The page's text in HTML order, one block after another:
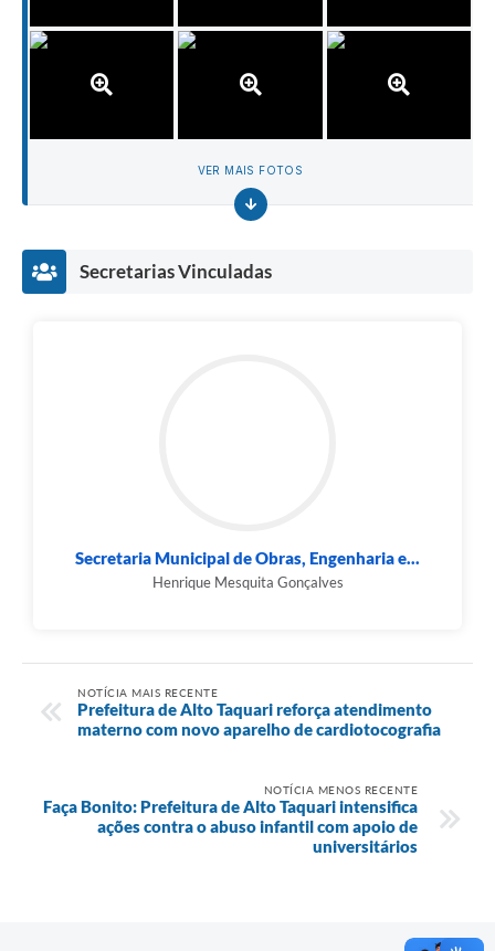
VER MAIS FOTOS
Secretarias Vinculadas
Secretaria Municipal de Obras, Engenharia e...
Henrique Mesquita Gonçalves
NOTÍCIA MAIS RECENTE
Prefeitura de Alto Taquari reforça atendimento
materno com novo aparelho de cardiotocografia
NOTÍCIA MENOS RECENTE
Faça Bonito: Prefeitura de Alto Taquari intensifica
ações contra o abuso infantil com apoio de
universitários